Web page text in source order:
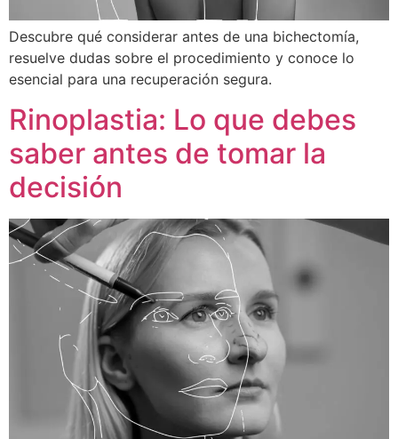
Descubre qué considerar antes de una bichectomía,
resuelve dudas sobre el procedimiento y conoce lo
esencial para una recuperación segura.
Rinoplastia: Lo que debes
saber antes de tomar la
decisión